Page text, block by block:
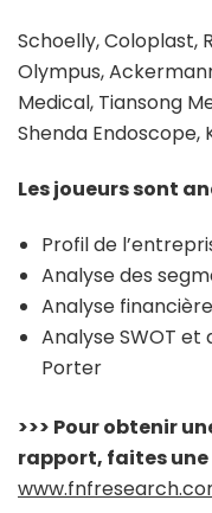
Schoelly, Coloplast,
Olympus,
Medical, Tiansong
Shenda Endoscope,
Les joueurs sont
Profil de
Analyse des
Analyse financière
Analyse SWOT
Porter
>>> Pour obtenir
rapport, faites une